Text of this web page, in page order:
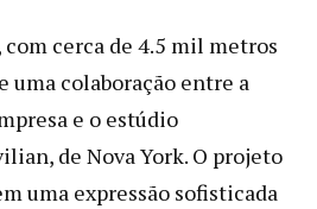
com cerca de 4.5 mil metros
uma colaboração entre a
e o estúdio
de Nova York. O projeto
uma expressão sofisticada